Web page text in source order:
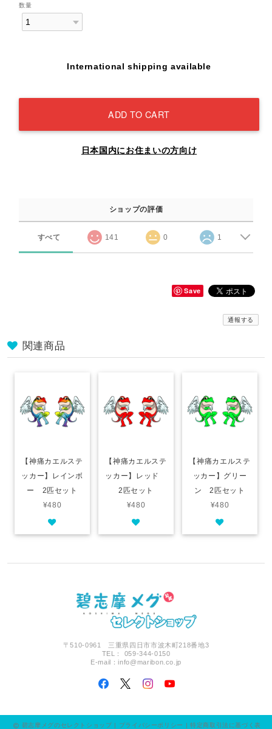
数量
International shipping available
ADD TO CART
日本国内にお住まいの方向け
ショップの評価
すべて 141 0 1
Save
通報する
関連商品
【神痛カエルステ
ッカー】レインボ
ー 2匹セット
¥480
【神痛カエルステ
ッカー】レッド
2匹セット
¥480
【神痛カエルステ
ッカー】グリー
ン 2匹セット
¥480
〒510-0961 三重県四日市市波木町218番地3
TEL： 059-344-0150
E-mail：info@maribon.co.jp
碧志摩メグのセレクトショップ | プライバシーポリシー 特定商取引法に基づく表